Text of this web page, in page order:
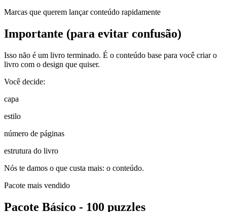
Marcas que querem lançar conteúdo rapidamente
Importante (para evitar confusão)
Isso não é um livro terminado. É o conteúdo base para você criar o
livro com o design que quiser.
Você decide:
capa
estilo
número de páginas
estrutura do livro
Nós te damos o que custa mais: o conteúdo.
Pacote mais vendido
Pacote Básico - 100 puzzles